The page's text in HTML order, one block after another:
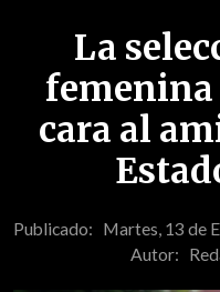
La
femenina
cara al
Publicado: Martes, 13 de
Autor: